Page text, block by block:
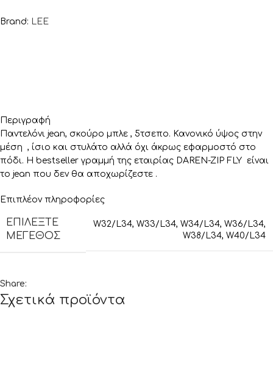
Brand: LEE
Περιγραφή
Παντελόνι jean, σκούρο μπλε , 5τσεπο. Κανονικό ύψος στην
μέση , ίσιο και στυλάτο αλλά όχι άκρως εφαρμοστό στο
πόδι. Η bestseller γραμμή της εταιρίας DAREN-ZIP FLY είναι
το jean που δεν θα αποχωρίζεστε .
Επιπλέον πληροφορίες
ΕΠΙΛΈΞΤΕ
ΜΈΓΕΘΟΣ
W32/L34, W33/L34, W34/L34, W36/L34,
W38/L34, W40/L34
Share:
Σχετικά προϊόντα